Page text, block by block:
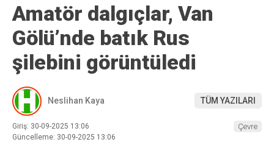
Amatör dalgıçlar, Van
Gölü’nde batık Rus
şilebini görüntüledi
Neslihan Kaya TÜM YAZILARI
Giriş: 30-09-2025 13:06
Güncelleme: 30-09-2025 13:06
Çevre